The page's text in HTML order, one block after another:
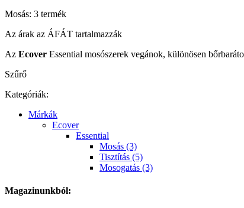
Mosás: 3 termék
Az árak az ÁFÁT tartalmazzák
Az Ecover Essential mosószerek vegánok, különösen
Szűrő
Kategóriák:
Márkák
Ecover
Essential
Mosás (3)
Tisztítás (5)
Mosogatás (3)
Magazinunkból: